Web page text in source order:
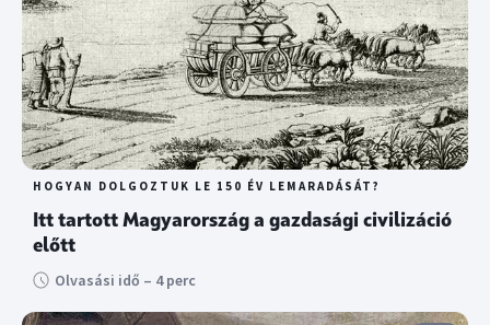
HOGYAN DOLGOZTUK LE 150 ÉV LEMARADÁSÁT?
Itt tartott Magyarország a gazdasági civilizáció
előtt
Olvasási idő – 4 perc